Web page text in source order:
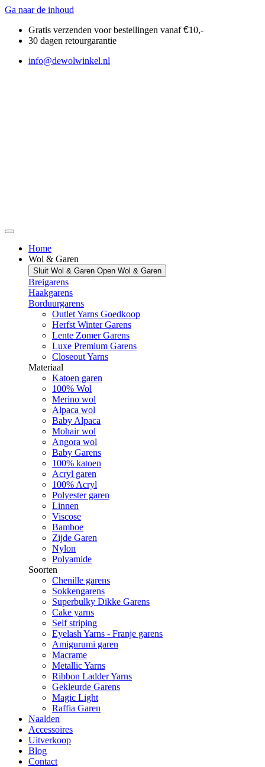
Ga naar de inhoud
Gratis verzenden voor bestellingen vanaf€10,-
30 dagen retourgarantie
info@dewolwinkel.nl
Home
Wol & Garen
Sluit Wol & Garen Open Wol & Garen
Breigarens
Haakgarens
Borduurgarens
Outlet Yarns Goedkoop
Herfst Winter Garens
Lente Zomer Garens
Luxe Premium Garens
Closeout Yarns
Materiaal
Katoen garen
100% Wol
Merino wol
Alpaca wol
Baby Alpaca
Mohair wol
Angora wol
Baby Garens
100% katoen
Acryl garen
100% Acryl
Polyester garen
Linnen
Viscose
Bamboe
Zijde Garen
Nylon
Polyamide
Soorten
Chenille garens
Sokkengarens
Superbulky Dikke Garens
Cake yarns
Self striping
Eyelash Yarns - Franje garens
Amigurumi garen
Macrame
Metallic Yarns
Ribbon Ladder Yarns
Gekleurde Garens
Magic Light
Raffia Garen
Naalden
Accessoires
Uitverkoop
Blog
Contact